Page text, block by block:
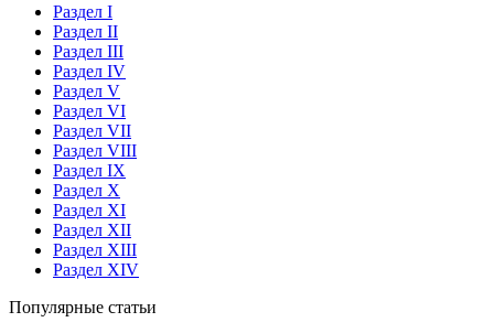
Раздел I
Раздел II
Раздел III
Раздел IV
Раздел V
Раздел VI
Раздел VII
Раздел VIII
Раздел IX
Раздел X
Раздел XI
Раздел XII
Раздел XIII
Раздел XIV
Популярные статьи